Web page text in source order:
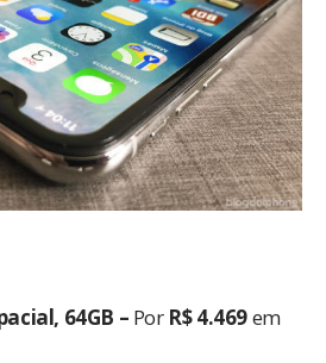
64GB – Por R$ 4.469em